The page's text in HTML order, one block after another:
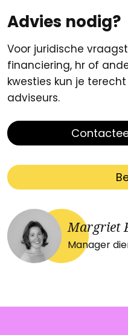
Advies nodig?
Voor juridische
financiering, hr of
kwesties kun je
adviseurs.
Margriet
Manager